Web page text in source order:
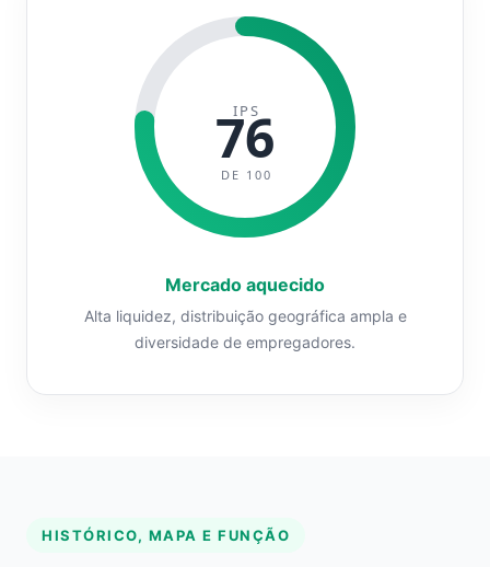
IPS
76
DE 100
Mercado aquecido
Alta liquidez, distribuição geográfica ampla e
diversidade de empregadores.
HISTÓRICO, MAPA E FUNÇÃO